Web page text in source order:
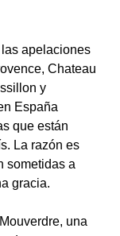
apelaciones
Chateau
y
España
que están
La razón es
sometidas a
gracia.
una